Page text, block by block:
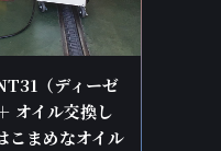
（ディーゼ
オイル交換し
こまめなオイル